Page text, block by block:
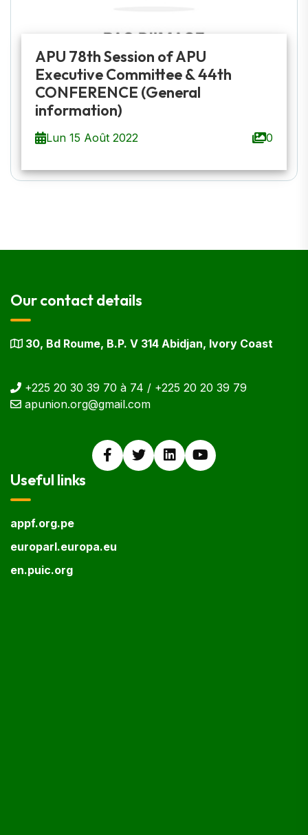
APU 78th Session of APU
Executive Committee & 44th
CONFERENCE (General
information)
Lun 15 Août 2022 0
Our contact details
30, Bd Roume, B.P. V 314 Abidjan, Ivory Coast
+225 20 30 39 70 à 74 / +225 20 20 39 79
apunion.org@gmail.com
Useful links
appf.org.pe
europarl.europa.eu
en.puic.org